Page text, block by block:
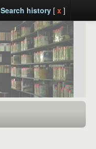
Search history[ x ]